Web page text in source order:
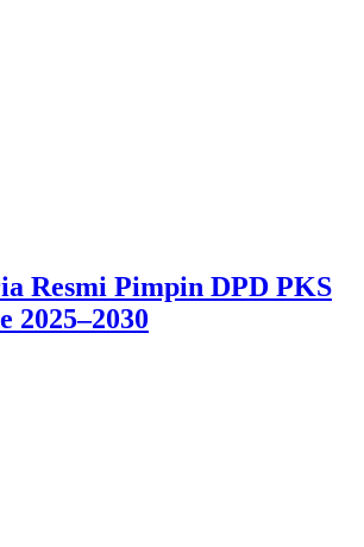
Resmi Pimpin DPD PKS
2025–2030